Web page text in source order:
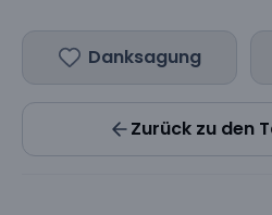
Danksagung
Zurück zu den